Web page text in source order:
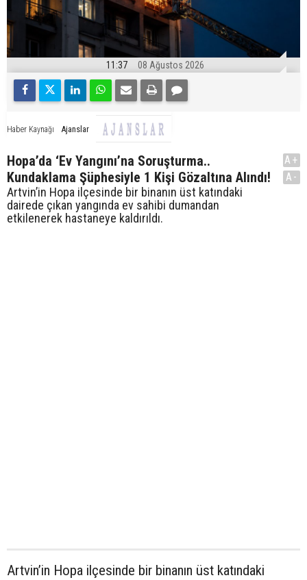
11:37 08 Ağustos 2026
Haber Kaynağı Ajanslar
Hopa’da ‘Ev Yangını’na Soruşturma..
Kundaklama Şüphesiyle 1 Kişi Gözaltına Alındı!
Artvin’in Hopa ilçesinde bir binanın üst katındaki
dairede çıkan yangında ev sahibi dumandan
etkilenerek hastaneye kaldırıldı.
A+
A-
Artvin’in Hopa ilçesinde bir binanın üst katındaki